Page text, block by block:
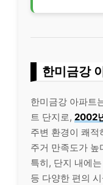
한미금강
한미금강 아파트
트 단지로, 2002
주변 환경이 쾌적
주거 만족도가 높
특히, 단지 내에는
등 다양한 편의